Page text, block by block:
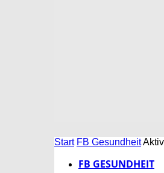
Start FB Gesundheit
FB GESUNDHEIT